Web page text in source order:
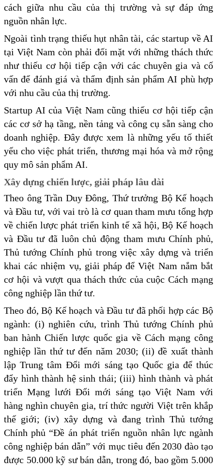
cách giữa nhu cầu của thị trường và sự đáp ứng
nguồn nhân lực.
Ngoài tình trạng thiếu hụt nhân tài, các startup về AI
tại Việt Nam còn phải đối mặt với những thách thức
như thiếu cơ hội tiếp cận với các chuyên gia và cố
vấn để đánh giá và thẩm định sản phẩm AI phù hợp
với nhu cầu của thị trường.
Startup AI của Việt Nam cũng thiếu cơ hội tiếp cận
các cơ sở hạ tầng, nền tảng và công cụ sẵn sàng cho
doanh nghiệp. Đây được xem là những yếu tố thiết
yếu cho việc phát triển, thương mại hóa và mở rộng
quy mô sản phẩm AI.
Xây dựng chiến lược, giải pháp lâu dài
Theo ông Trần Duy Đông, Thứ trưởng Bộ Kế hoạch
và Đầu tư, với vai trò là cơ quan tham mưu tổng hợp
về chiến lược phát triển kinh tế xã hội, Bộ Kế hoạch
và Đầu tư đã luôn chủ động tham mưu Chính phủ,
Thủ tướng Chính phủ trong việc xây dựng và triển
khai các nhiệm vụ, giải pháp để Việt Nam nắm bắt
cơ hội và vượt qua thách thức của cuộc Cách mạng
công nghiệp lần thứ tư.
Theo đó, Bộ Kế hoạch và Đầu tư đã phối hợp các Bộ
ngành: (i) nghiên cứu, trình Thủ tướng Chính phủ
ban hành Chiến lược quốc gia về Cách mạng công
nghiệp lần thứ tư đến năm 2030; (ii) đề xuất thành
lập Trung tâm Đổi mới sáng tạo Quốc gia để thúc
đẩy hình thành hệ sinh thái; (iii) hình thành và phát
triển Mạng lưới Đổi mới sáng tạo Việt Nam với
hàng nghìn chuyên gia, trí thức người Việt trên khắp
thế giới; (iv) xây dựng và đang trình Thủ tướng
Chính phủ “Đề án phát triển nguồn nhân lực ngành
công nghiệp bán dẫn” với mục tiêu đến 2030 đào tạo
được 50.000 kỹ sư bán dẫn, trong đó, bao gồm 5.000